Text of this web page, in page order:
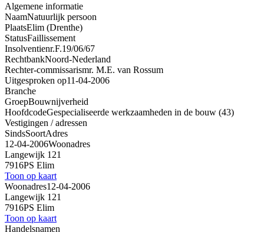
Algemene informatie
NaamNatuurlijk persoon
PlaatsElim (Drenthe)
StatusFaillissement
Insolventienr.F.19/06/67
RechtbankNoord-Nederland
Rechter-commissarismr. M.E. van Rossum
Uitgesproken op11-04-2006
Branche
GroepBouwnijverheid
HoofdcodeGespecialiseerde werkzaamheden in de bouw (43)
Vestigingen / adressen
SindsSoortAdres
12-04-2006Woonadres
Langewijk 121
7916PS Elim
Toon op kaart
Woonadres12-04-2006
Langewijk 121
7916PS Elim
Toon op kaart
Handelsnamen